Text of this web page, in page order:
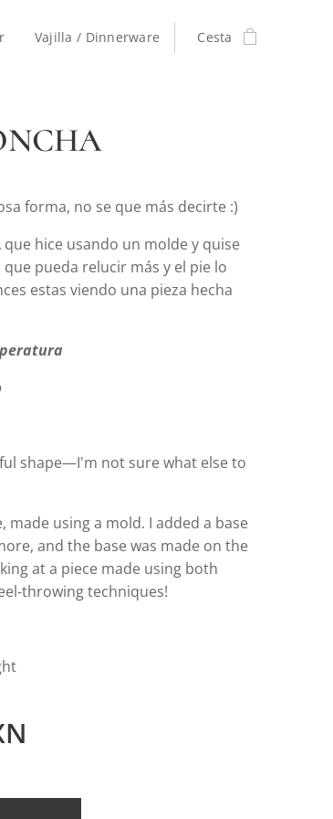
Vajilla / Dinnerware Cesta
forma, no se que más decirte :)
que hice usando un molde y quise
pueda relucir más y el pie lo
estas viendo una pieza hecha
shape—I'm not sure what else to
made using a mold. I added a base
and the base was made on the
at a piece made using both
throwing techniques!